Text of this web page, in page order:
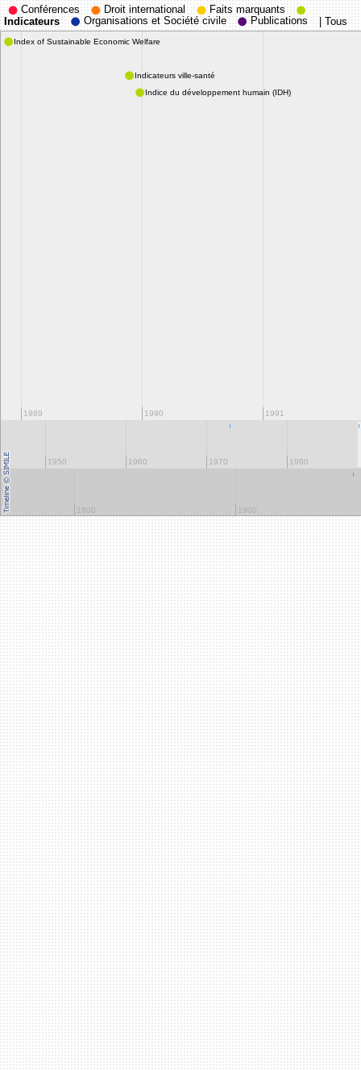
Conférences Droit international
Faits marquants
Indicateurs
Organisations et Société civile Publications Tous
1989 1990 1991
Index of Sustainable Economic Welfare
Indicateurs ville-santé
Indice du développement humain (IDH)
1950 1960 1970 1980
1800 1900